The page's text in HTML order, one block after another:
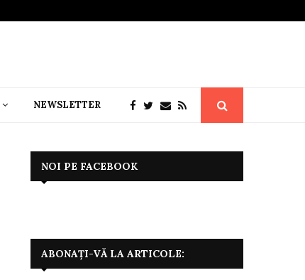
NEWSLETTER
NOI PE FACEBOOK
ABONAȚI-VĂ LA ARTICOLE: